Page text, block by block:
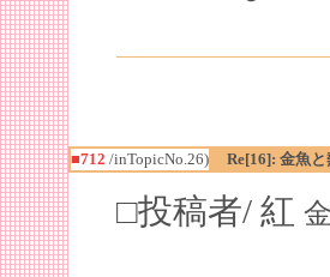
■712 /inTopicNo.26) Re[16]: 金魚
□投稿者/ 紅